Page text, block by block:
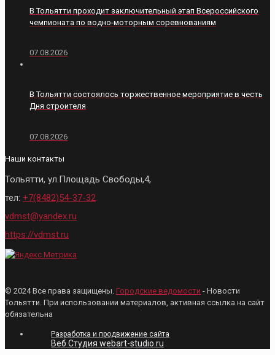
В Тольятти проходит заключительный этап Всероссийского
чемпионата по водно-моторным соревнованиям
07.08.2026
В Тольятти состоялось торжественное мероприятие в честь
Дня строителя
07.08.2026
Наши контакты
Тольятти, ул.Площадь Свободы,4,
тел: +7(8482)54-37-32
vdmst@yandex.ru
https://vdmst.ru
© 2024 Все права защищены. Городские ведомости - Новости
Тольятти. При использовании материалов, активная ссылка на сайт
обязательна
Разработка и продвижение сайта
Веб Студия webart-studio.ru